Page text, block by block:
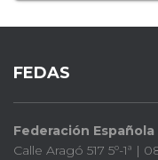
FEDAS
Federación
Calle Aragó 517 5º-1ª |